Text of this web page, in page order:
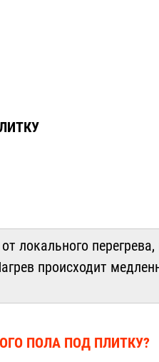
локального перегрева,
происходит
ПОЛА ПОД ПЛИТКУ?